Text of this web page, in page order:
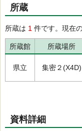
所蔵
所蔵は 1 件です。現在
所蔵館 所蔵場所
県立 集密２(X4D)
資料詳細